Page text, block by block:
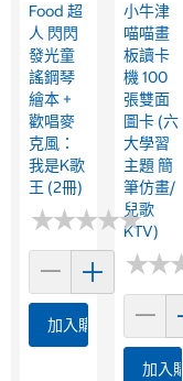
Food 超
人 閃閃
發光童
謠鋼琴
繪本 +
歡唱麥
克風：
我是K歌
王 (2冊)
★★★★★
★★★★★
加入購物車
小牛津
喵喵畫
板讀卡
機 100
張雙面
圖卡 (六
大學習
主題 簡
筆仿畫/
兒歌
KTV)
★★
★★
加入